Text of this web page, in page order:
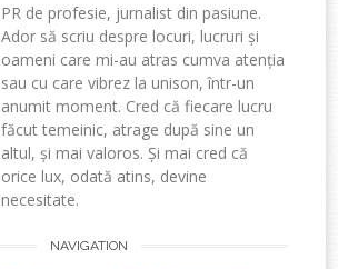
PR de profesie, jurnalist din pasiune.
Ador să scriu despre locuri, lucruri și
oameni care mi-au atras cumva atenția
sau cu care vibrez la unison, într-un
anumit moment. Cred că fiecare lucru
făcut temeinic, atrage după sine un
altul, și mai valoros. Și mai cred că
orice lux, odată atins, devine
necesitate.
NAVIGATION